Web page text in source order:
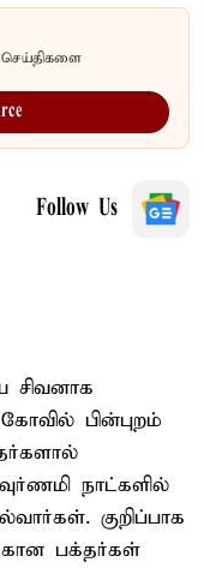
செய்திகளை
Follow Us
பின்புறம்
நாட்களில்
குறிப்பாக
பக்தர்கள்